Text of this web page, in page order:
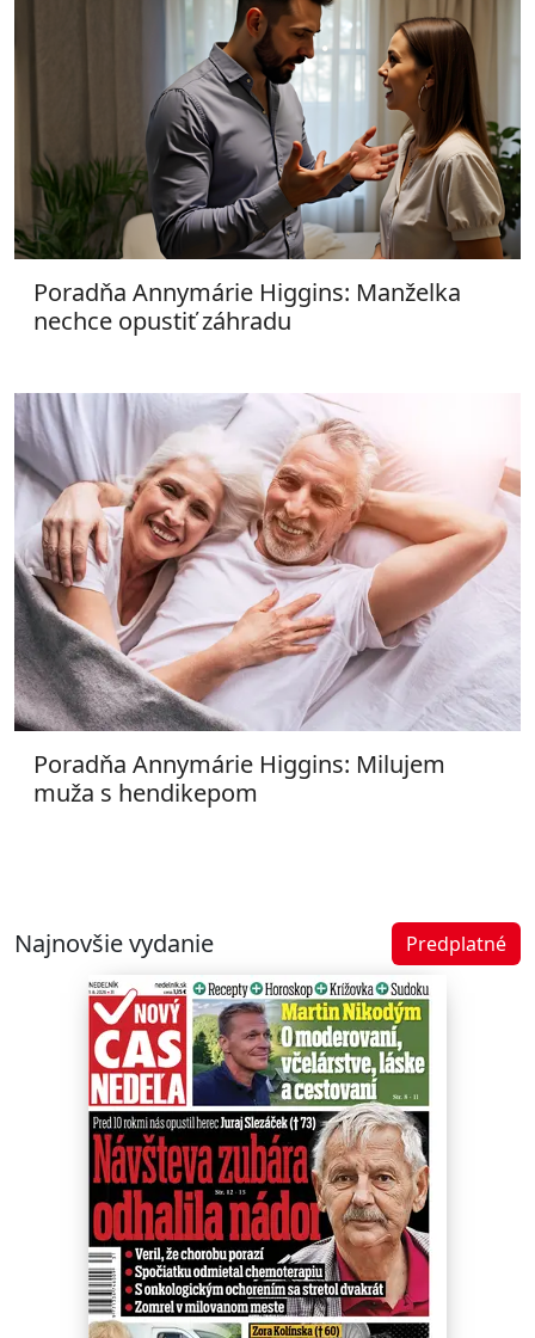
Poradňa Annymárie Higgins: Manželka
nechce opustiť záhradu
Poradňa Annymárie Higgins: Milujem
muža s hendikepom
Najnovšie vydanie Predplatné